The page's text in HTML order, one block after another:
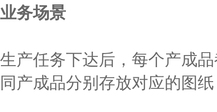
业务场景
生产任务下达后，每个产成
同产成品分别存放对应的图